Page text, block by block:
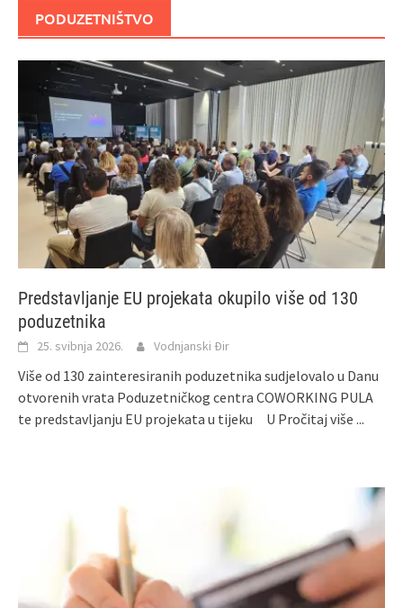
PODUZETNIŠTVO
Predstavljanje EU projekata okupilo više od 130
poduzetnika
25. svibnja 2026. Vodnjanski Đir
Više od 130 zainteresiranih poduzetnika sudjelovalo u Danu
otvorenih vrata Poduzetničkog centra COWORKING PULA
te predstavljanju EU projekata u tijeku U Pročitaj više ...